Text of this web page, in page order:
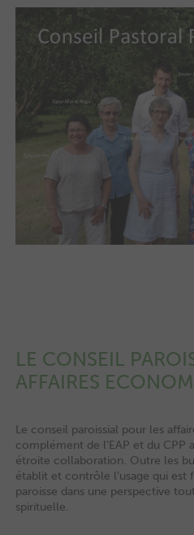
LE CONSEIL
AFFAIRES
Le conseil paroissial pour les
complément de l’EAP et du CPP
étroite collaboration. Outre les
établit et contrôle l’usage qui est
paroisse dans une perspective
spirituelle.